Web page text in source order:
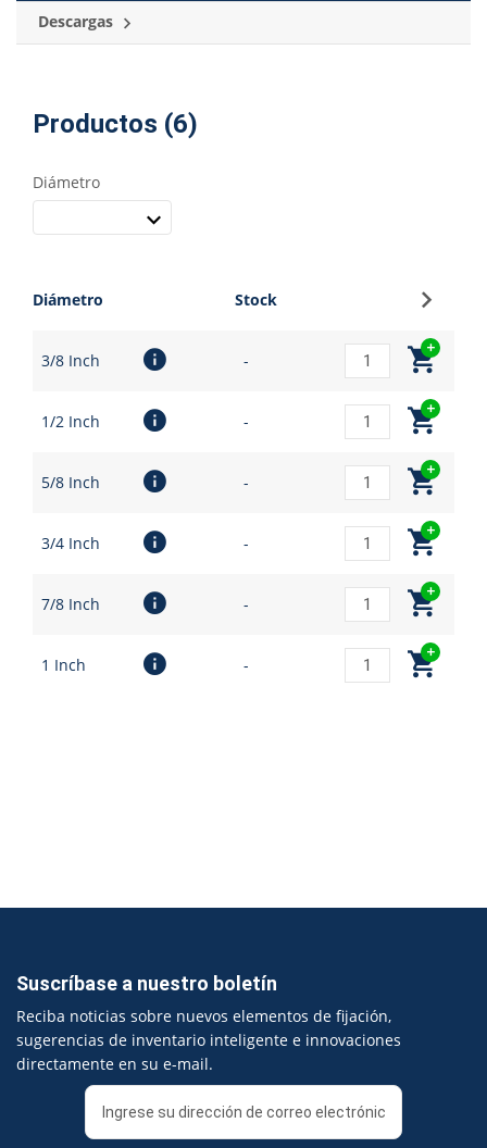
Descargas
Productos (6)
Diámetro
Diámetro Stock
3/8 Inch -
1/2 Inch -
5/8 Inch -
3/4 Inch -
7/8 Inch -
1 Inch -
Suscríbase a nuestro boletín
Reciba noticias sobre nuevos elementos de fijación,
sugerencias de inventario inteligente e innovaciones
directamente en su e-mail.